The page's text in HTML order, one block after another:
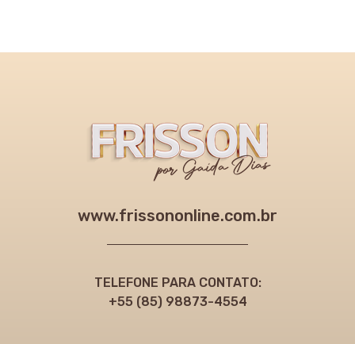
www.frissononline.com.br
TELEFONE PARA CONTATO:
+55 (85) 98873-4554